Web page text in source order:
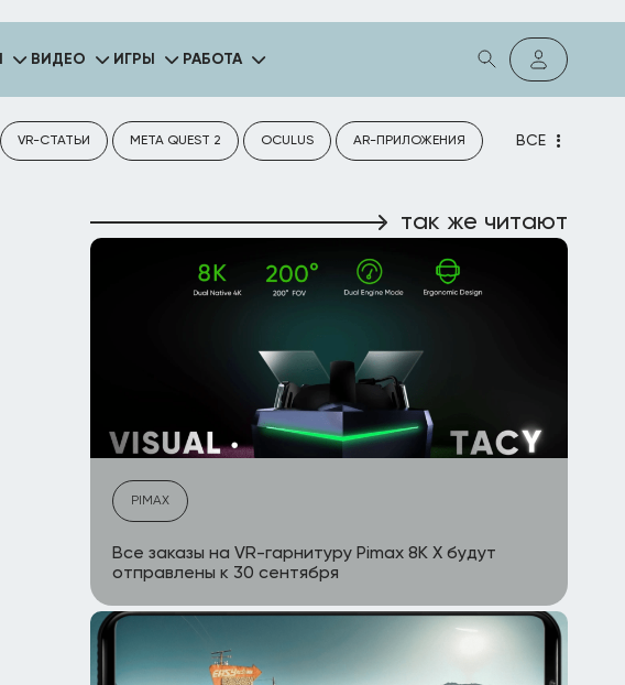
ВИДЕО ИГРЫ РАБОТА
VR-СТАТЬИ META QUEST 2 OCULUS AR-ПРИЛОЖЕНИЯ ВСЕ
так же читают
PIMAX
Все заказы на VR-гарнитуру Pimax 8K X будут
отправлены к 30 сентября